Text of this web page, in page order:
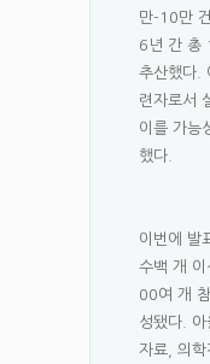
만-10만
6년 간 총
추산했다.
련자로서
이를 가능
했다.
이번에 발
수백 개
00여 개
성됐다.
자료, 의학